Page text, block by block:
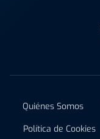
Quiénes Somos
Política de Cookies